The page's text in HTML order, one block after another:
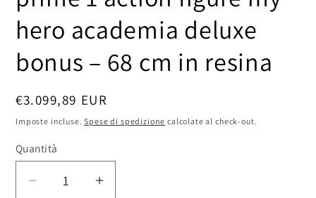
hero academia deluxe
bonus – 68 cm in resina
Prezzo
di
€3.099,89 EUR
Imposte incluse.Spese di spedizione calcolate al check-out.
Quantità
DiminuisciAumenta